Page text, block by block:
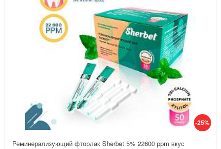
-25%
Реминерализующий фторлак Sherbet 5% 22600 ppm вкус